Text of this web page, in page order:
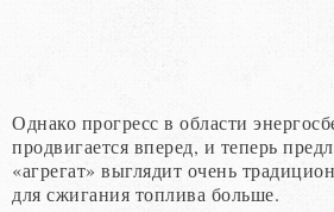
Однако прогресс в области
продвигается вперед, и теперь
«агрегат» выглядит очень
для сжигания топлива больше.